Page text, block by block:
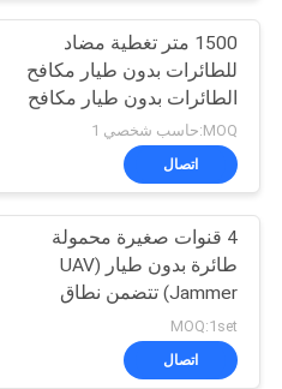
1500 متر تغطية مضاد
للطائرات بدون طيار مكافح
الطائرات بدون طيار مكافح
الراديو اللاسلكي 6 قنوات
عالية
MOQ:حاسب شخصي 1
اتصال
4 قنوات صغيرة محمولة
طائرة بدون طيار (UAV
Jammer) تتضمن نطاق
تكنولوجيا للتخفيف من
تهديدات الطائرات بدون
MOQ:1set
اتصال